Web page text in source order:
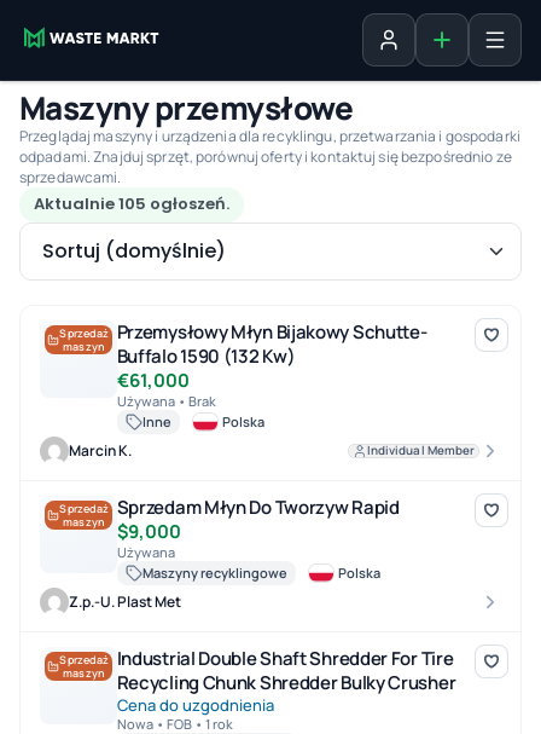
Zaloguj sięDodaj
Maszyny przemysłowe
Aktualnie 105 ogłoszeń.
Sortuj (domyślnie)
Przeglądaj maszyny i urządzenia dla recyklingu, przetwarzania i gospodarki
odpadami. Znajduj sprzęt, porównuj oferty i kontaktuj się bezpośrednio ze
sprzedawcami.
Przemysłowy Młyn Bijakowy Schutte-Buffalo 1590 (132 Kw)
Sprzedaż
maszyn
Przemysłowy Młyn Bijakowy Schutte-
Buffalo 1590 (132 Kw)
€61,000
Używana • Brak
Inne
Polska
Marcin K. Individual Member
Sprzedam Młyn Do Tworzyw Rapid
Sprzedaż
maszyn
Sprzedam Młyn Do Tworzyw Rapid
$9,000
Używana
Maszyny recyklingowe
Polska
Z.p.-U. Plast Met
Industrial Double Shaft Shredder For Tire Recycling Chunk
Sprzedaż
maszyn
Industrial Double Shaft Shredder For Tire
Recycling Chunk Shredder Bulky Crusher
Cena do uzgodnienia
Nowa • FOB • 1 rok